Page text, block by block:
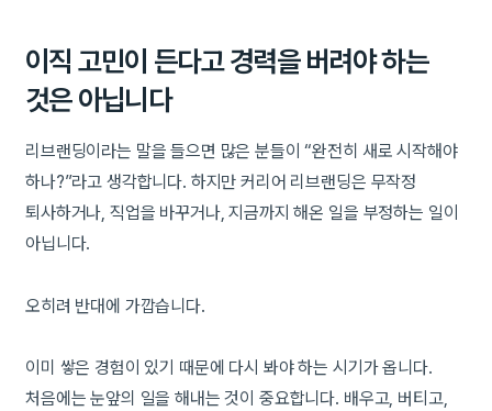
이직 고민이 든다고 경력을 버려야 하는
것은 아닙니다
리브랜딩이라는 말을 들으면 많은 분들이 “완전히 새로 시작해야
하나?”라고 생각합니다. 하지만 커리어 리브랜딩은 무작정
퇴사하거나, 직업을 바꾸거나, 지금까지 해온 일을 부정하는 일이
아닙니다.
오히려 반대에 가깝습니다.
이미 쌓은 경험이 있기 때문에 다시 봐야 하는 시기가 옵니다.
처음에는 눈앞의 일을 해내는 것이 중요합니다. 배우고, 버티고,